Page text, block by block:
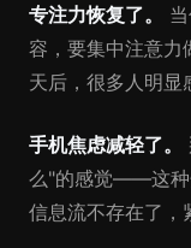
专注力恢复了。
容，要集中注意力
天后，很多人明显
手机焦虑减轻了。
么"的感觉——这种
信息流不存在了，